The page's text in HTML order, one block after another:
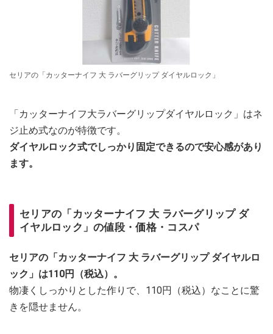
セリアの「カッターナイフ 大 ラバーグリップ ダイヤルロック」
「カッターナイフ大ラバーグリップダイヤルロック」はネ
ジ止め式なのが特徴です。
ダイヤルロック式でしっかり固定できるので安心感があり
ます。
セリアの「カッターナイフ 大 ラバーグリップ ダ
イヤルロック」の値段・価格・コスパ
セリアの「カッターナイフ 大 ラバーグリップ ダイヤルロ
ック」は110円（税込）。
物凄くしっかりとした作りで、110円（税込）なことに驚
きを隠せません。